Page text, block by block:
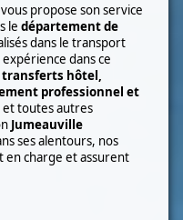
vous propose son service
ledépartement de
dans le transport
dans ce
transferts hôtel,
professionnel et
et toutes autres
Jumeauville
ses alentours, nos
en charge et assurent